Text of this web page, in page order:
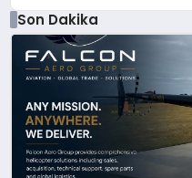
Son Dakika